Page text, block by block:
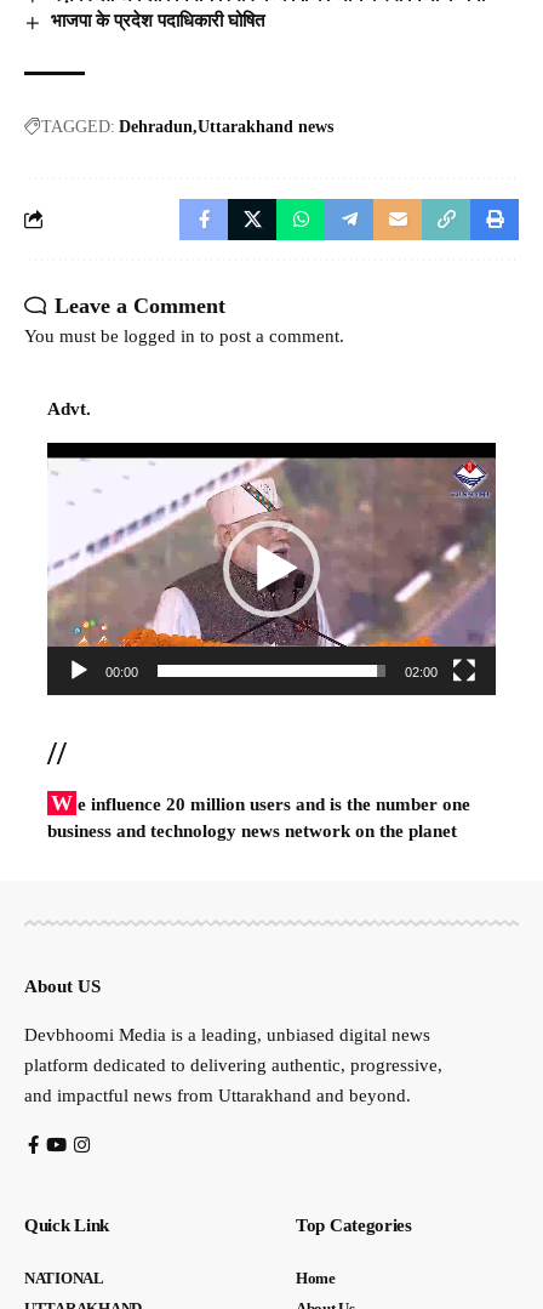
भाजपा के प्रदेश पदाधिकारी घोषित
TAGGED: Dehradun Uttarakhand news
Leave a Comment
You must be logged in to post a comment.
Advt.
Video
00:00 02:00
//
W e influence 20 million users and is the number one
business and technology news network on the planet
About US
Devbhoomi Media is a leading, unbiased digital news
platform dedicated to delivering authentic, progressive,
and impactful news from Uttarakhand and beyond.
Quick Link
NATIONAL
Top Categories
Home